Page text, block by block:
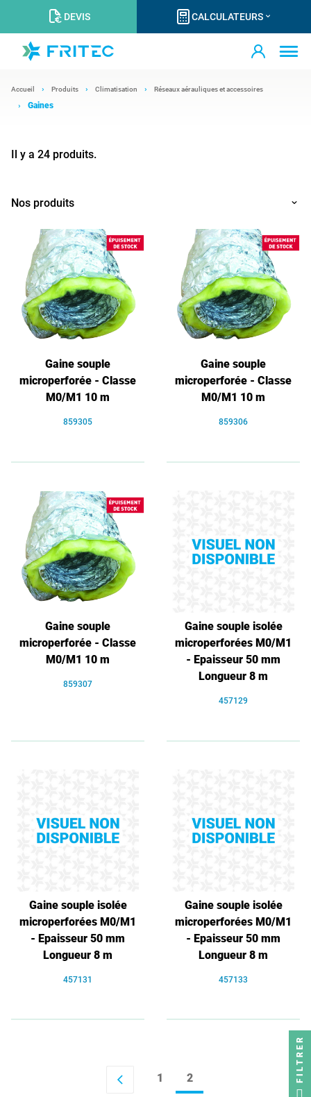
DEVIS CALCULATEURS
Accueil Produits Climatisation Réseaux aérauliques et accessoires
Gaines
Il y a 24 produits.
Nos produits
Gaine souple
microperforée - Classe
M0/M1 10 m
859305
Gaine souple
microperforée - Classe
M0/M1 10 m
859306
Gaine souple
microperforée - Classe
M0/M1 10 m
859307
Gaine souple isolée
microperforées M0/M1
- Epaisseur 50 mm
Longueur 8 m
457129
Gaine souple isolée
microperforées M0/M1
- Epaisseur 50 mm
Longueur 8 m
457131
Gaine souple isolée
microperforées M0/M1
- Epaisseur 50 mm
Longueur 8 m
457133
arrow_back_ios 1 2 FILTRER